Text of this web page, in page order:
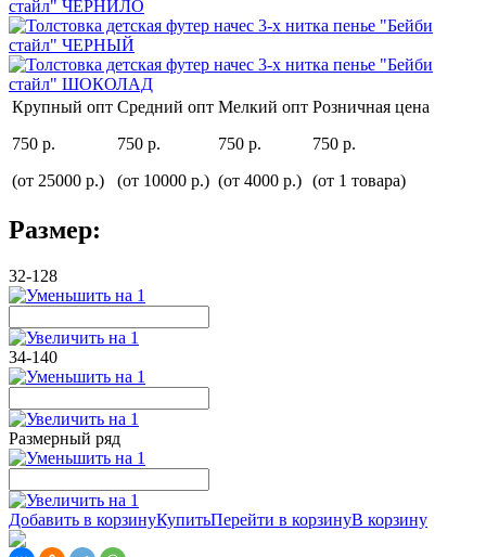
Крупный опт
750 р.
(от 25000 р.)
Средний опт
750 р.
(от 10000 р.)
Мелкий опт
750 р.
(от 4000 р.)
Розничная цена
750 р.
(от 1 товара)
Размер:
32-128
34-140
Размерный ряд
Добавить в корзинуКупитьПерейти в корзинуВ корзину